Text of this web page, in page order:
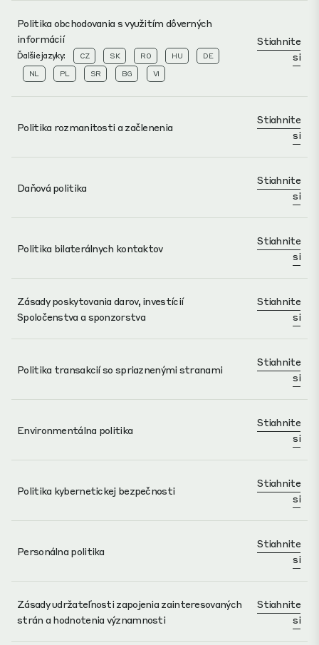
Politika obchodovania s využitím dôverných
informácií
Ďalšie jazyky: CZ SK RO HU DE
NL PL SR BG VI
Stiahnite
si
Politika rozmanitosti a začlenenia
Stiahnite
si
Daňová politika
Stiahnite
si
Politika bilaterálnych kontaktov
Stiahnite
si
Zásady poskytovania darov, investícií
Spoločenstva a sponzorstva
Stiahnite
si
Politika transakcií so spriaznenými stranami
Stiahnite
si
Environmentálna politika
Stiahnite
si
Politika kybernetickej bezpečnosti
Stiahnite
si
Personálna politika
Stiahnite
si
Zásady udržateľnosti zapojenia zainteresovaných
strán a hodnotenia významnosti
Stiahnite
si